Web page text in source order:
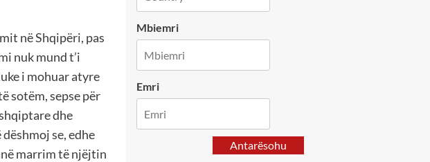
në Shqipëri, pas
nuk mund t’i
i mohuar atyre
sotëm, sepse për
dhe
se, edhe
marrim të njëjtin
Mbiemri
Emri
Antarësohu